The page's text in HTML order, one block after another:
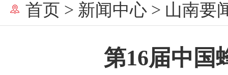
首页 > 新闻中心 > 山南要
第16届中国